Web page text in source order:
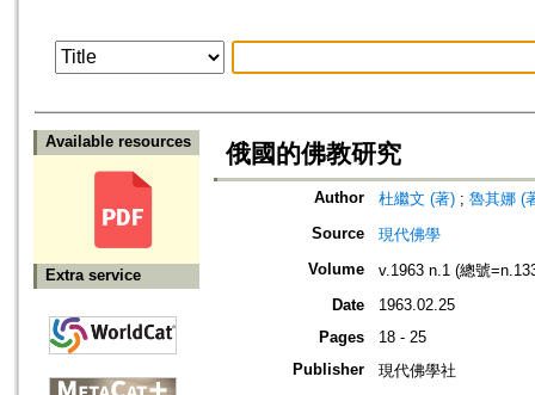
Available resources
Extra service
俄國的佛教研究
Author 杜繼文 (著) ; 魯其娜 (
Source
現代佛學
Volume
v.1963 n.1 (總號
Date
1963.02.25
Pages
18 - 25
Publisher
現代佛學社